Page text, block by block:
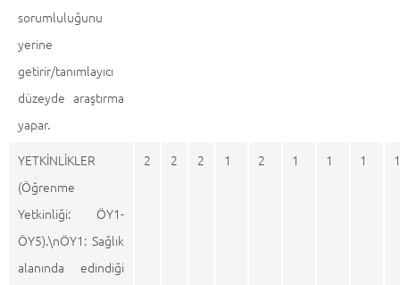
sorumluluğunu
yerine
getirir/tanımlayıcı
düzeyde araştırma
yapar.
YETKİNLİKLER
(Öğrenme
Yetkinliği: ÖY1-
ÖY5).\nÖY1: Sağlık
alanında edindiği
2 2 2 1 2 1 1 1 1